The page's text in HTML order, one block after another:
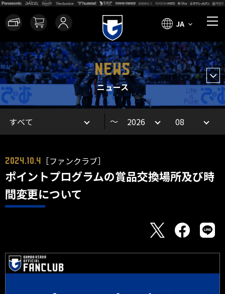
JA
NEWS
ニュース
～
2024.10.4 ［ファンクラブ］
ポイントプログラムの賞品交換場所及び時
間変更について